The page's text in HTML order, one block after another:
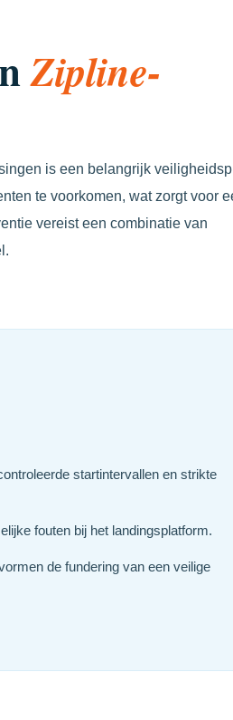
Zipline-
is een belangrijk
te voorkomen, wat zorgt voor
vereist een combinatie van
startintervallen en strikte
fouten bij het landingsplatform.
de fundering van een veilige